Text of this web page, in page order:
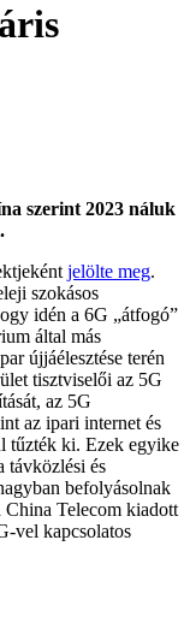
szerint 2023 náluk
jelölte meg.
szokásos
idén a 6G „átfogó”
által más
újjáélesztése terén
tisztviselői az 5G
az 5G
az ipari internet és
tűzték ki. Ezek egyike
távközlési és
befolyásolnak
Telecom kiadott
vel kapcsolatos